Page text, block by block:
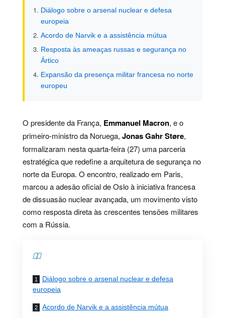
Diálogo sobre o arsenal nuclear e defesa
europeia
Acordo de Narvik e a assistência mútua
Resposta às ameaças russas e segurança no
Ártico
Expansão da presença militar francesa no norte
europeu
O presidente da França, Emmanuel Macron, e o
primeiro-ministro da Noruega, Jonas Gahr Støre,
formalizaram nesta quarta-feira (27) uma parceria
estratégica que redefine a arquitetura de segurança no
norte da Europa. O encontro, realizado em Paris,
marcou a adesão oficial de Oslo à iniciativa francesa
de dissuasão nuclear avançada, um movimento visto
como resposta direta às crescentes tensões militares
com a Rússia.
Diálogo sobre o arsenal nuclear e defesa
europeia
Acordo de Narvik e a assistência mútua